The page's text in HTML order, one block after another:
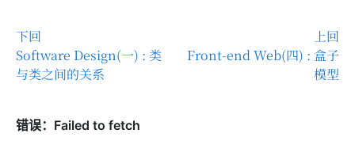
下回
Software Design(一) : 类
与类之间的关系
上回
Front-end Web(四) : 盒子
模型